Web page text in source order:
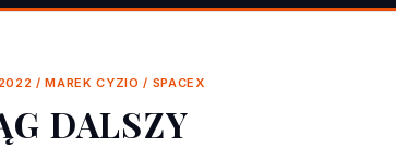
/MAREK CYZIO / SPACEX
DALSZY